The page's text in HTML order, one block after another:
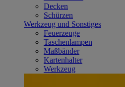
Decken
Schürzen
Werkzeug und Sonstiges
Feuerzeuge
Taschenlampen
Maßbänder
Kartenhalter
Werkzeug